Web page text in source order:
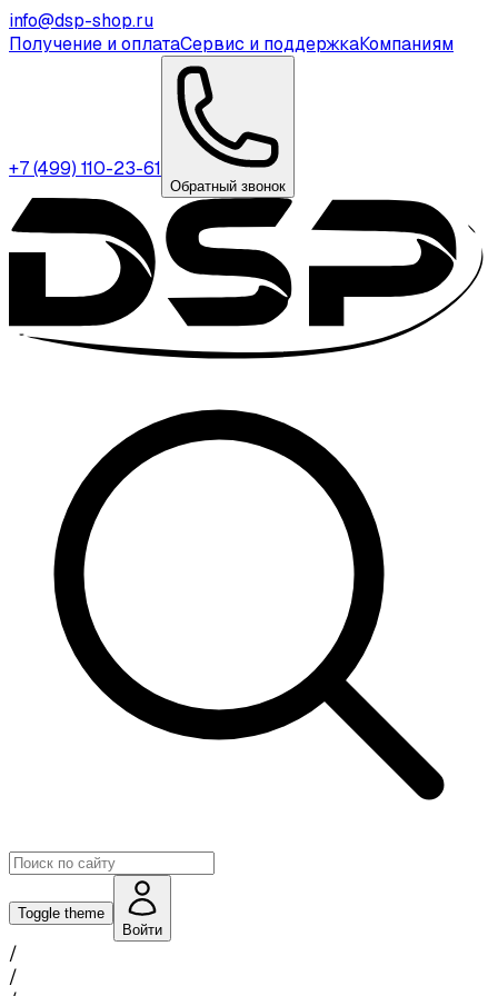
info@dsp-shop.ru
Получение и оплатаСервис и поддержкаКомпаниям
+7 (499) 110-23-61
Обратный звонок
Toggle theme
Войти
/
/